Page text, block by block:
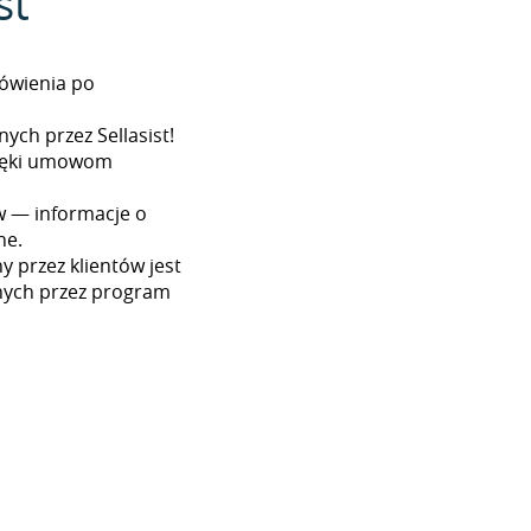
po
przez Sellasist!
umowom
— informacje o
przez klientów jest
przez program